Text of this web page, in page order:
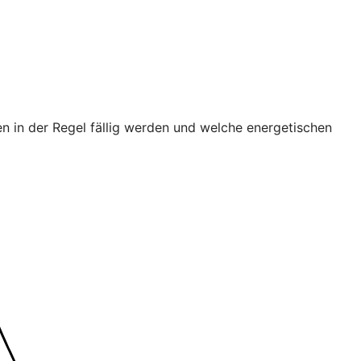
in der Regel fällig werden und welche energetischen